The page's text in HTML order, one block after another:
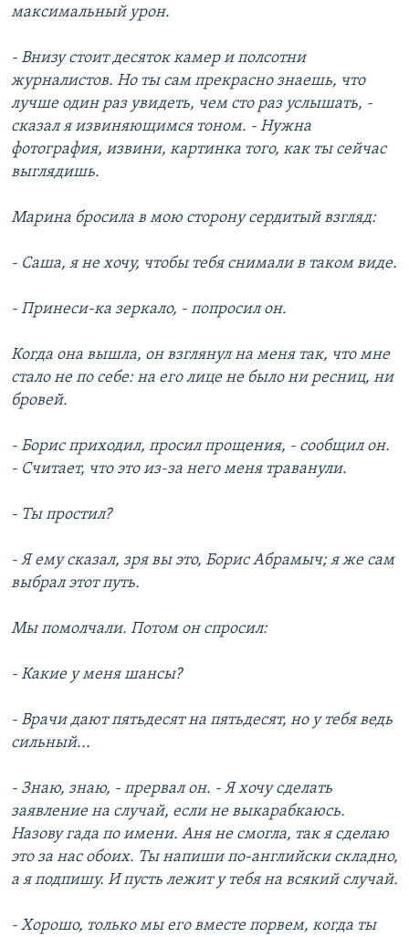
максимальный урон.
- Внизу стоит десяток камер и полсотни
журналистов. Но ты сам прекрасно знаешь, что
лучше один раз увидеть, чем сто раз услышать, -
сказал я извиняющимся тоном. - Нужна
фотография, извини, картинка того, как ты сейчас
выглядишь.
Марина бросила в мою сторону сердитый взгляд:
- Саша, я не хочу, чтобы тебя снимали в таком виде.
- Принеси-ка зеркало, - попросил он.
Когда она вышла, он взглянул на меня так, что мне
стало не по себе: на его лице не было ни ресниц, ни
бровей.
- Борис приходил, просил прощения, - сообщил он.
- Считает, что это из-за него меня траванули.
- Ты простил?
- Я ему сказал, зря вы это, Борис Абрамыч; я же сам
выбрал этот путь.
Мы помолчали. Потом он спросил:
- Какие у меня шансы?
- Врачи дают пятьдесят на пятьдесят, но у тебя ведь
сильный...
- Знаю, знаю, - прервал он. - Я хочу сделать
заявление на случай, если не выкарабкаюсь.
Назову гада по имени. Аня не смогла, так я сделаю
это за нас обоих. Ты напиши по-английски складно,
а я подпишу. И пусть лежит у тебя на всякий случай.
- Хорошо, только мы его вместе порвем, когда ты